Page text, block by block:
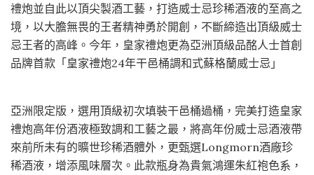
禮炮並自此以頂尖製酒工藝，打造威士忌珍稀酒液的至高之
境，以大膽無畏的王者精神勇於開創，不斷締造出頂級威士
忌王者的高峰。今年，皇家禮炮更為亞洲頂級品酩人士首創
品牌首款「皇家禮炮24年干邑桶調和式蘇格蘭威士忌」
亞洲限定版，選用頂級初次填裝干邑桶過桶，完美打造皇家
禮炮高年份酒液極致調和工藝之最，將高年份威士忌酒液帶
來前所未有的曠世珍稀酒體外，更甄選Longmorn酒廠珍
稀酒液，增添風味層次。此款瓶身為貴氣鴻運朱紅袍色系，